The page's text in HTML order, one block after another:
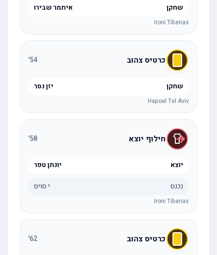
שחקן איתמר שבירו
Ironi Tiberias
כרטיס צהוב 54
'
שחקן יזן נסר
Hapoel Tel Aviv
חילוף יוצא 58
'
יוצא יונתן טפר
נכנס י סויס
Ironi Tiberias
כרטיס צהוב 62
'